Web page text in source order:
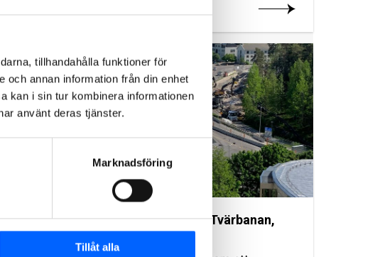
tillhandahålla funktioner för
och annan information från din enhet
kan i sin tur kombinera informationen
använt deras tjänster.
Marknadsföring
Tillåt alla
2022
Förberedande arbeten för Tvärbanan,
Rissne